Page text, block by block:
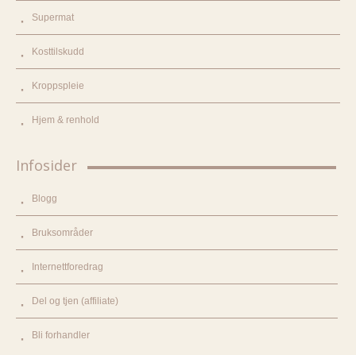
Supermat
Kosttilskudd
Kroppspleie
Hjem & renhold
Infosider
Blogg
Bruksområder
Internettforedrag
Del og tjen (affiliate)
Bli forhandler